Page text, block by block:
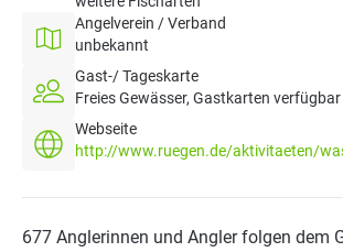
Angelverein / Verband
unbekannt
Gast-/ Tageskarte
Freies Gewässer, Gastkarten verfügbar
Webseite
http://www.ruegen.de/aktivitaeten/
677 Anglerinnen und Angler folgen dem